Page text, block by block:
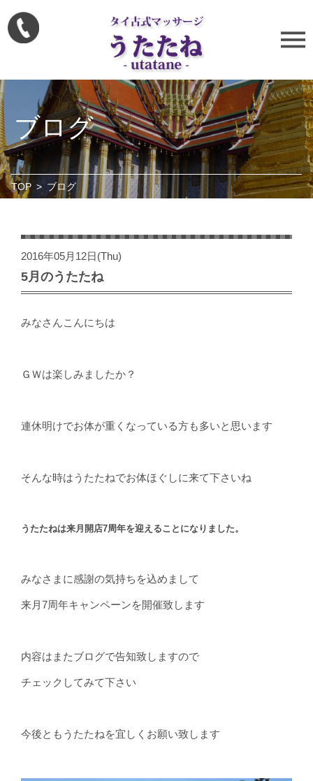
ブログ
TOP > ブログ
2016年05月12日(Thu)
5月のうたたね
みなさんこんにちは
ＧＷは楽しみましたか？
連休明けでお体が重くなっている方も多いと思います
そんな時はうたたねでお体ほぐしに来て下さいね
うたたねは来月開店7周年を迎えることになりました。
みなさまに感謝の気持ちを込めまして
来月7周年キャンペーンを開催致します
内容はまたブログで告知致しますので
チェックしてみて下さい
今後ともうたたねを宜しくお願い致します